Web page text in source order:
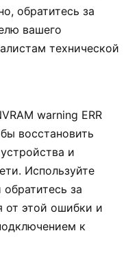
обратитесь за
вашего
технической
warning ERR
восстановить
и
Используйте
за
от этой ошибки и
к